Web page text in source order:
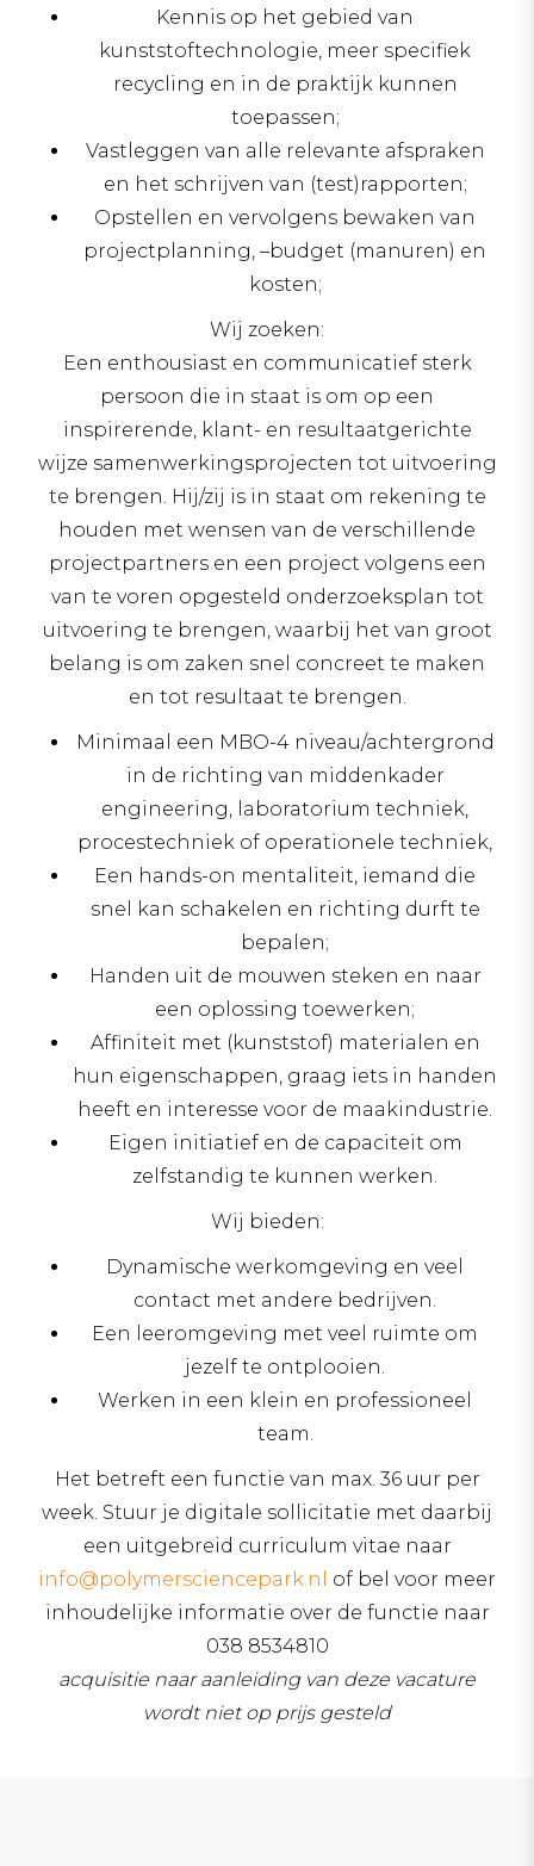
Kennis op het gebied van
kunststoftechnologie, meer specifiek
recycling en in de praktijk kunnen
toepassen;
Vastleggen van alle relevante afspraken
en het schrijven van (test)rapporten;
Opstellen en vervolgens bewaken van
projectplanning, –budget (manuren) en
kosten;
Wij zoeken:
Een enthousiast en communicatief sterk
persoon die in staat is om op een
inspirerende, klant- en resultaatgerichte
wijze samenwerkingsprojecten tot uitvoering
te brengen. Hij/zij is in staat om rekening te
houden met wensen van de verschillende
projectpartners en een project volgens een
van te voren opgesteld onderzoeksplan tot
uitvoering te brengen, waarbij het van groot
belang is om zaken snel concreet te maken
en tot resultaat te brengen.
Minimaal een MBO-4 niveau/achtergrond
in de richting van middenkader
engineering, laboratorium techniek,
procestechniek of operationele techniek,
Een hands-on mentaliteit, iemand die
snel kan schakelen en richting durft te
bepalen;
Handen uit de mouwen steken en naar
een oplossing toewerken;
Affiniteit met (kunststof) materialen en
hun eigenschappen, graag iets in handen
heeft en interesse voor de maakindustrie.
Eigen initiatief en de capaciteit om
zelfstandig te kunnen werken.
Wij bieden:
Dynamische werkomgeving en veel
contact met andere bedrijven.
Een leeromgeving met veel ruimte om
jezelf te ontplooien.
Werken in een klein en professioneel
team.
Het betreft een functie van max. 36 uur per
week. Stuur je digitale sollicitatie met daarbij
een uitgebreid curriculum vitae naar
info@polymersciencepark.nl
of bel voor meer
inhoudelijke informatie over de functie naar
038 8534810
acquisitie naar aanleiding van deze vacature
wordt niet op prijs gesteld